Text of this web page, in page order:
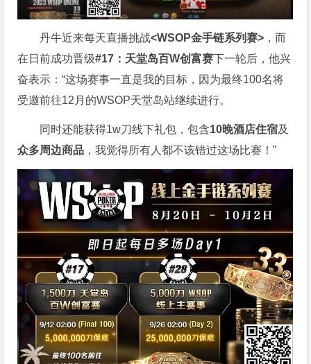
丹牛近来每天直播挑战<WSOP金手链系列赛> ，而
在日前成功晋级#17：天堂岛百W创富赛下一轮后，他兴
奋表示：“这场赛事一直是我的目标，因为最终100名将
受邀前往12月的WSOP天堂岛站继续进行。
同时还能获得1w刀线下礼包，包含10晚酒店住宿及
众多周边商品 ，我觉得所有人都不该错过这场比赛！”